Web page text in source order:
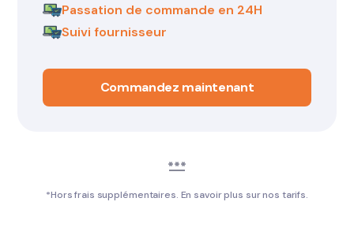
Passation de commande en 24H
Suivi fournisseur
Commandez maintenant
*Hors frais supplémentaires. En savoir plus sur nos tarifs.